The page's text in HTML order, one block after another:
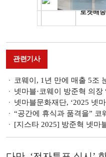
관련기사
코웨이, 1년 만에 매출 5조
넷마블·코웨이 방준혁 의장 “근본적 체질
넷마블문화재단, ‘2025 넷
“공간에 휴식과 품격을” 코웨이
[지스타 2025] 방준혁 넷마